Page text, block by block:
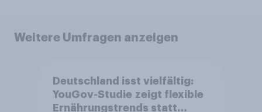
Weitere Umfragen anzeigen
Deutschland isst vielfältig:
YouGov-Studie zeigt flexible
Ernährungstrends statt